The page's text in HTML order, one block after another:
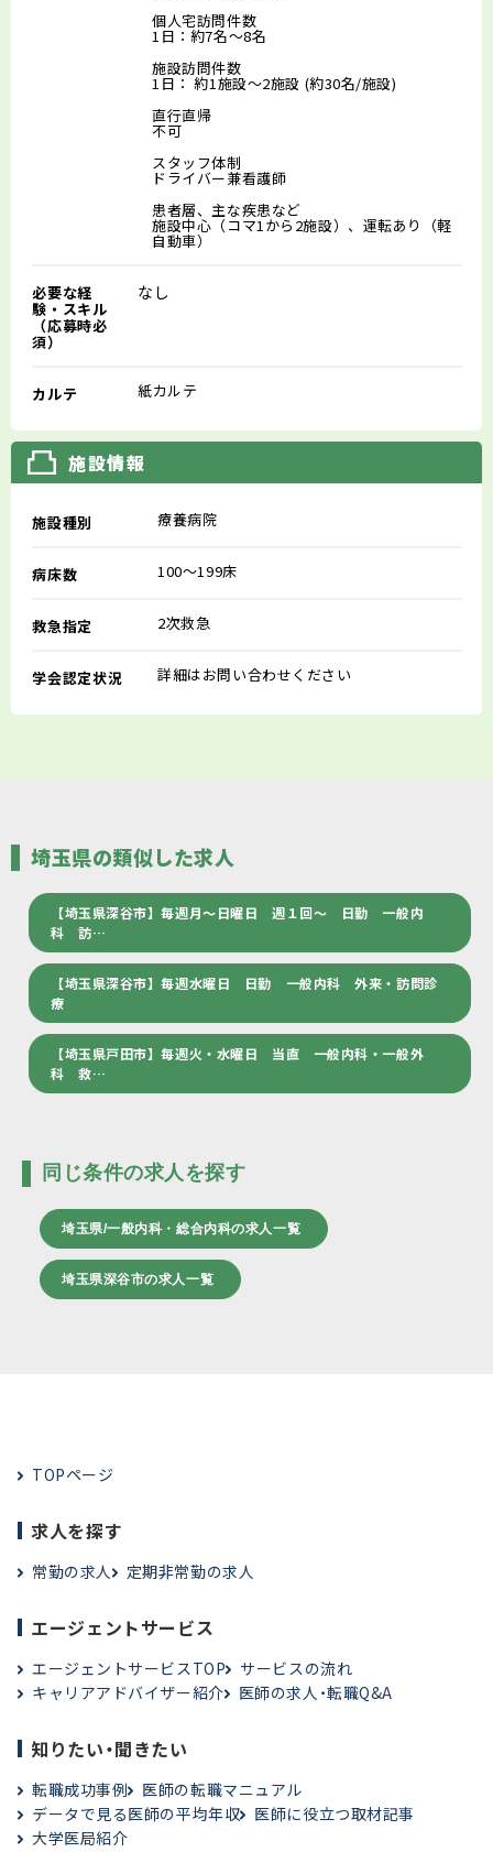
個人宅訪問件数
1日：約7名～8名
施設訪問件数
1日： 約1施設～2施設 (約30名/施設)
直行直帰
不可
スタッフ体制
ドライバー兼看護師
患者層、主な疾患など
施設中心（コマ1から2施設）、運転あり（軽
自動車）
必要な経
験・スキル
（応募時必
須）
なし
カルテ 紙カルテ
施設情報
施設種別 療養病院
病床数 100～199床
救急指定 2次救急
学会認定状況 詳細はお問い合わせください
埼玉県の類似した求人
【埼玉県深谷市】毎週月～日曜日 週１回～ 日勤 一般内
科 訪…
【埼玉県深谷市】毎週水曜日 日勤 一般内科 外来・訪問診
療
【埼玉県戸田市】毎週火・水曜日 当直 一般内科・一般外
科 救…
同じ条件の求人を探す
埼玉県/一般内科・総合内科の求人一覧
埼玉県深谷市の求人一覧
TOPページ
求人を探す
常勤の求人 定期非常勤の求人
エージェントサービス
エージェントサービスTOP
サービスの流れ
キャリアアドバイザー紹介
医師の求人・転職Q&A
知りたい・聞きたい
転職成功事例
医師の転職マニュアル
データで見る医師の平均年収
医師に役立つ取材記事
大学医局紹介